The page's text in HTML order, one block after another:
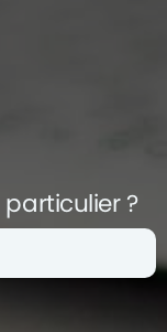
particulier ?